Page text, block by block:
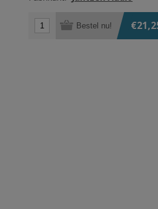
Bestel nu!